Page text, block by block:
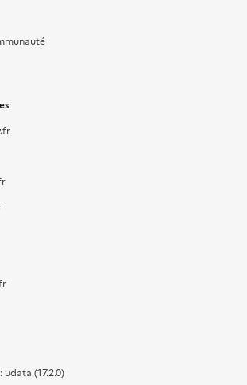
(17.2.0)